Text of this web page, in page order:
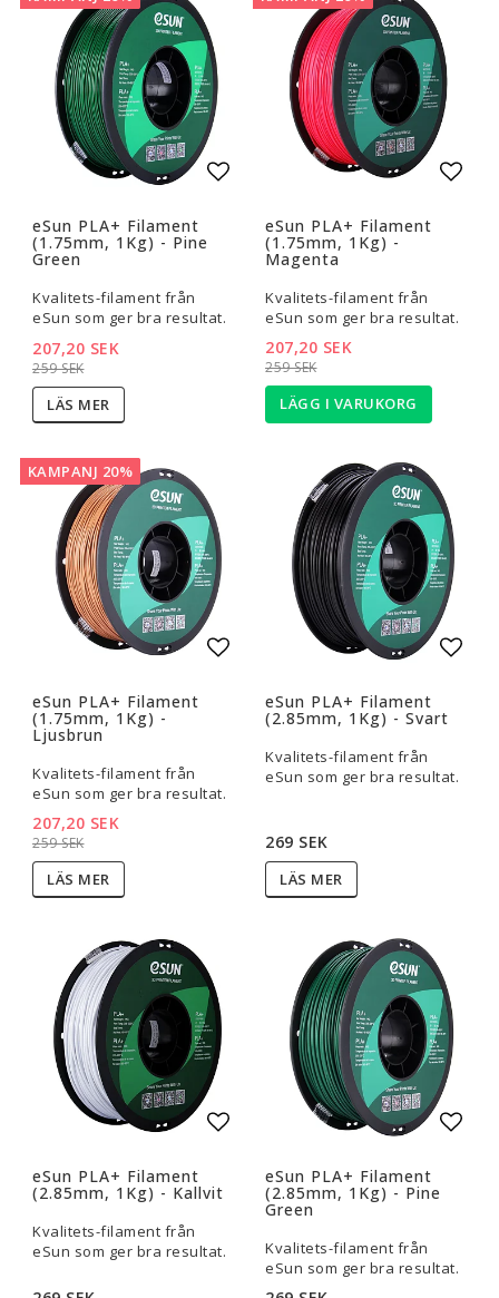
eSun PLA+ Filament
(1.75mm, 1Kg) - Pine
Green
Kvalitets-filament från
eSun som ger bra resultat.
259 SEK
207,20 SEK
LÄS MER
eSun PLA+ Filament
(1.75mm, 1Kg) -
Magenta
Kvalitets-filament från
eSun som ger bra resultat.
259 SEK
207,20 SEK
LÄGG I VARUKORG
KAMPANJ 20%
eSun PLA+ Filament
(1.75mm, 1Kg) -
Ljusbrun
Kvalitets-filament från
eSun som ger bra resultat.
259 SEK
207,20 SEK
LÄS MER
eSun PLA+ Filament
(2.85mm, 1Kg) - Svart
Kvalitets-filament från
eSun som ger bra resultat.
269 SEK
LÄS MER
eSun PLA+ Filament
(2.85mm, 1Kg) - Kallvit
Kvalitets-filament från
eSun som ger bra resultat.
eSun PLA+ Filament
(2.85mm, 1Kg) - Pine
Green
Kvalitets-filament från
eSun som ger bra resultat.